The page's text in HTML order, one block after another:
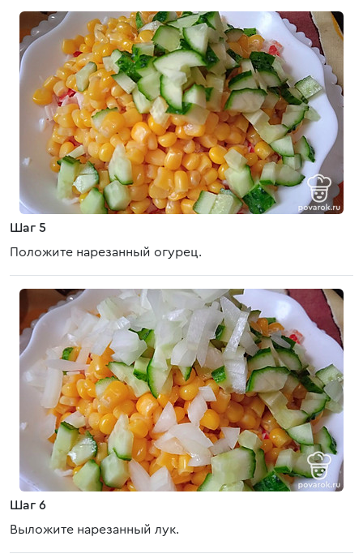
Шаг 5
Положите нарезанный огурец.
Шаг 6
Выложите нарезанный лук.